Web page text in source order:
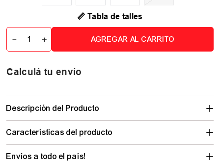
📏 Tabla de talles
＋
－ AGREGAR AL CARRITO
Calculá tu envío
Descripción del Producto
Características del producto
Envíos a todo el país!